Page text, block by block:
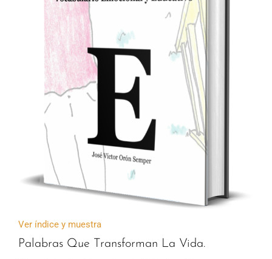
Ver índice y muestra
Palabras Que Transforman La Vida.